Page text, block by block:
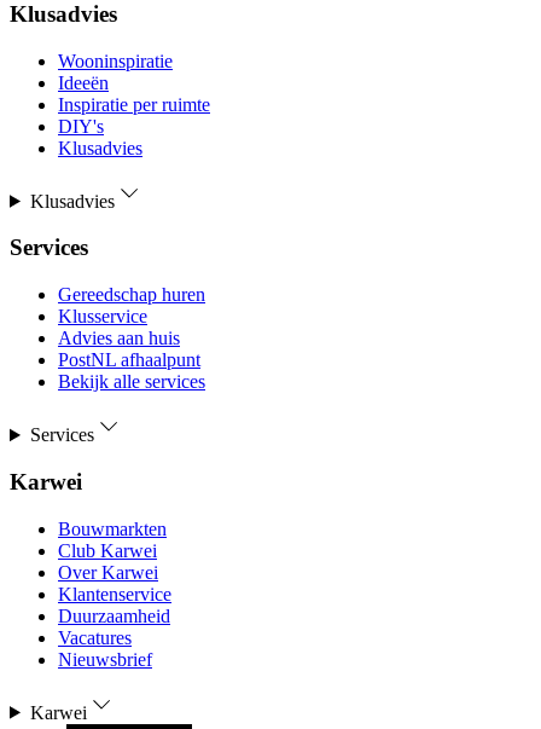
Klusadvies
Wooninspiratie
Ideeën
Inspiratie per ruimte
DIY's
Klusadvies
Klusadvies
Services
Gereedschap huren
Klusservice
Advies aan huis
PostNL afhaalpunt
Bekijk alle services
Services
Karwei
Bouwmarkten
Club Karwei
Over Karwei
Klantenservice
Duurzaamheid
Vacatures
Nieuwsbrief
Karwei